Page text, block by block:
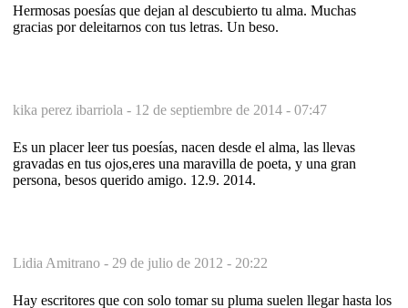
Hermosas poesías que dejan al descubierto tu alma. Muchas
gracias por deleitarnos con tus letras. Un beso.
kika perez ibarriola - 12 de septiembre de 2014 - 07:47
Es un placer leer tus poesías, nacen desde el alma, las llevas
gravadas en tus ojos,eres una maravilla de poeta, y una gran
persona, besos querido amigo. 12.9. 2014.
Lidia Amitrano - 29 de julio de 2012 - 20:22
Hay escritores que con solo tomar su pluma suelen llegar hasta los